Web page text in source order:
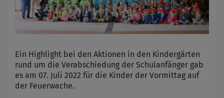
Ein Highlight bei den Aktionen in den Kindergärten
rund um die Verabschiedung der Schulanfänger gab
es am 07. Juli 2022 für die Kinder der Vormittag auf
der Feuerwache.